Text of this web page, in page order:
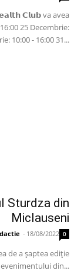
𝗖𝗹𝘂𝗯 va avea
25 Decembrie:
10:00 - 16:00 31...
Sturdza din
Miclauseni
- 18/08/2022 0
de a șaptea ediție
evenimentului din...